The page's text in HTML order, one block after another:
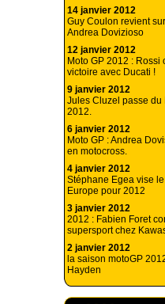
14 janvier 2012
Guy Coulon revient
Andrea Dovizioso
12 janvier 2012
Moto GP 2012 :
victoire avec Ducati !
9 janvier 2012
Jules Cluzel passe du
2012.
6 janvier 2012
Moto GP : Andrea
en motocross.
4 janvier 2012
Stéphane Egea vise
Europe pour 2012
3 janvier 2012
2012 : Fabien Foret
supersport chez
2 janvier 2012
la saison motoGP
Hayden